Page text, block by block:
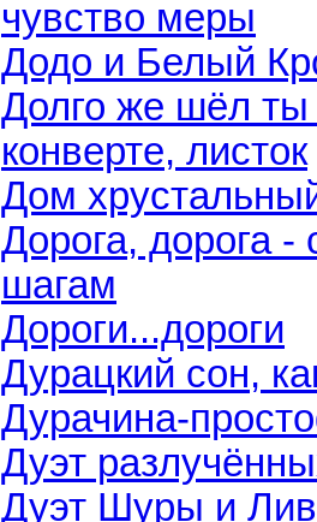
чувство меры
Додо и Белый
Долго же шёл ты
конверте, листок
Дом
Дорога, дорога -
шагам
Дороги...дороги
Дурацкий сон,
Дурачина-
Дуэт
Дуэт Шуры и